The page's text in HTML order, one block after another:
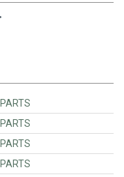
PARTS
PARTS
PARTS
PARTS